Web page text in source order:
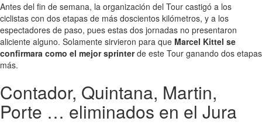
Antes del fin de semana, la organización del Tour castigó a los
ciclistas con dos etapas de más doscientos kilómetros, y a los
espectadores de paso, pues estas dos jornadas no presentaron
aliciente alguno. Solamente sirvieron para que Marcel Kittel se
confirmara como el mejor sprinterde este Tour ganando dos etapas
más.
Contador, Quintana, Martin,
Porte … eliminados en el Jura